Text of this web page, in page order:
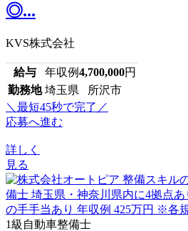
◎...
KVS株式会社
給与 年収例4,700,000円
勤務地 埼玉県 所沢市
＼最短45秒で完了／
応募へ進む
詳しく
見る
1級自動車整備士